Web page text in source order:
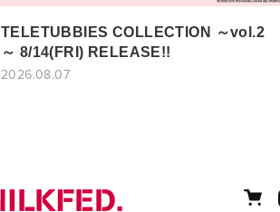
TELETUBBIES COLLECTION ～vol.2
～ 8/14(FRI) RELEASE!!
2026.08.07